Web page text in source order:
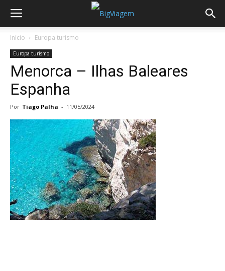
Início Europa turismo
Europa turismo
Menorca – Ilhas Baleares
Espanha
Por Tiago Palha - 11/05/2024